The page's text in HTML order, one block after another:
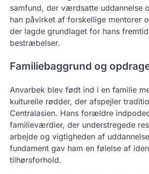
samfund, der værdsatte uddannelse
han påvirket af forskellige mentorer
der lagde grundlaget for hans
bestræbelser.
Familiebaggrund og
Anvarbek blev født ind i en familie
kulturelle rødder, der afspejler
Centralasien. Hans forældre
familieværdier, der understregede
arbejde og vigtigheden af
fundament gav ham en følelse af
tilhørsforhold.